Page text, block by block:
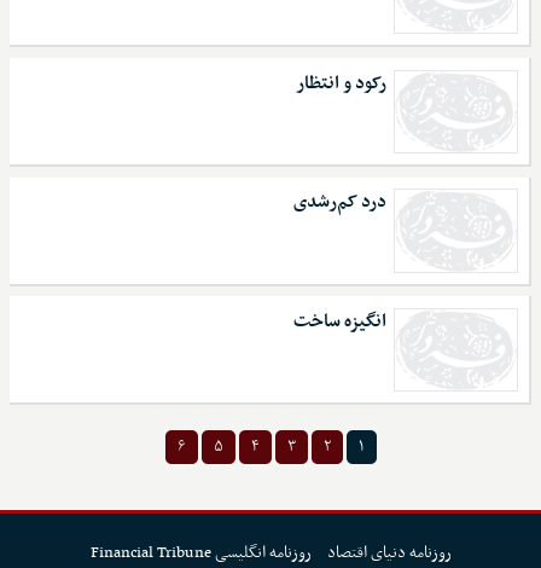
رکود و انتظار
درد کم‌رشدی
انگیزه ساخت
۱ ۲ ۳ ۴ ۵ ۶
روزنامه دنیای اقتصاد روزنامه انگلیسی Financial Tribune